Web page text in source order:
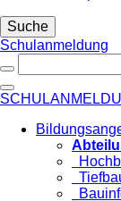
Suche
Schulanmeldung